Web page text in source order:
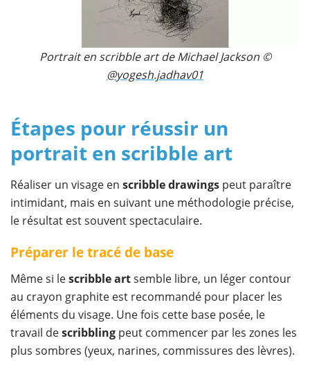
Portrait en scribble art de Michael Jackson ©
@yogesh.jadhav01
Étapes pour réussir un
portrait en scribble art
Réaliser un visage en scribble drawings peut paraître
intimidant, mais en suivant une méthodologie précise,
le résultat est souvent spectaculaire.
Préparer le tracé de base
Même si lescribble artsemble libre, un léger contour
au crayon graphite est recommandé pour placer les
éléments du visage. Une fois cette base posée, le
travail describbling peut commencer par les zones les
plus sombres (yeux, narines, commissures des lèvres).